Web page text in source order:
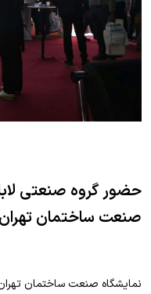
حضور گروه صنعتی
صنعت ساختمان تهران